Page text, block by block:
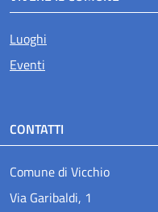
Luoghi
Eventi
CONTATTI
Comune di Vicchio
Via Garibaldi, 1